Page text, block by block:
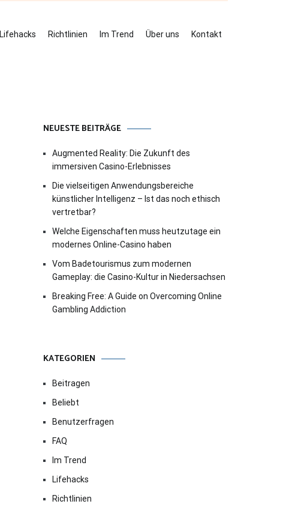
Lifehacks Richtlinien Im Trend Über uns Kontakt
NEUESTE BEITRÄGE
Augmented Reality: Die Zukunft des
immersiven Casino-Erlebnisses
Die vielseitigen Anwendungsbereiche
künstlicher Intelligenz – Ist das noch ethisch
vertretbar?
Welche Eigenschaften muss heutzutage ein
modernes Online-Casino haben
Vom Badetourismus zum modernen
Gameplay: die Casino-Kultur in Niedersachsen
Breaking Free: A Guide on Overcoming Online
Gambling Addiction
KATEGORIEN
Beitragen
Beliebt
Benutzerfragen
FAQ
Im Trend
Lifehacks
Richtlinien